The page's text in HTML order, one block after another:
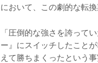
において、この劇的な転
「圧倒的な強さを誇って
ー』にスイッチしたこと
えて勝ちまくったという